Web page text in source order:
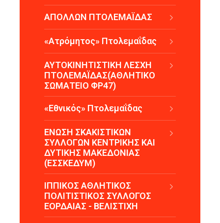
ΑΠΟΛΛΩΝ ΠΤΟΛΕΜΑΪΔΑΣ
«Ατρόμητος» Πτολεμαΐδας
ΑΥΤΟΚΙΝΗΤΙΣΤΙΚΗ ΛΕΣΧΗ
ΠΤΟΛΕΜΑΪΔΑΣ(ΑΘΛΗΤΙΚΟ
ΣΩΜΑΤΕΙΟ ΦΡ47)
«Εθνικός» Πτολεμαΐδας
ΕΝΩΣΗ ΣΚΑΚΙΣΤΙΚΩΝ
ΣΥΛΛΟΓΩΝ ΚΕΝΤΡΙΚΗΣ ΚΑΙ
ΔΥΤΙΚΗΣ ΜΑΚΕΔΟΝΙΑΣ
(ΕΣΣΚΕΔΥΜ)
ΙΠΠΙΚΟΣ ΑΘΛΗΤΙΚΟΣ
ΠΟΛΙΤΙΣΤΙΚΟΣ ΣΥΛΛΟΓΟΣ
ΕΟΡΔΑΙΑΣ - ΒΕΛΙΣΤΙΧΗ